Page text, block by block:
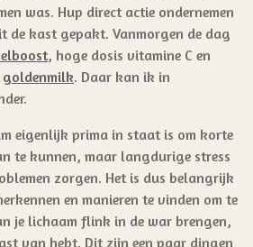
was. Hup direct actie ondernemen
de kast gepakt. Vanmorgen de dag
, hoge dosis vitamine C en
goldenmilk. Daar kan ik in
eigenlijk prima in staat is om korte
te kunnen, maar langdurige stress
zorgen. Het is dus belangrijk
en manieren te vinden om te
je lichaam flink in de war brengen,
van hebt. Dit zijn een paar dingen